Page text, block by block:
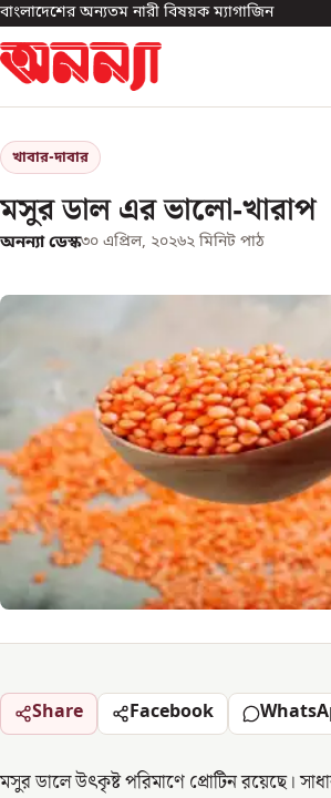
বাংলাদেশের অন্যতম নারী বিষয়ক ম্যাগাজিন
খাবার-দাবার
মসুর ডাল এর ভালো-খারাপ
অনন্যা ডেস্ক৩০ এপ্রিল, ২০২৬২ মিনিট পাঠ
Share Facebook
মসুর ডালে উৎকৃষ্ট পরিমাণে প্রোটিন রয়েছে।